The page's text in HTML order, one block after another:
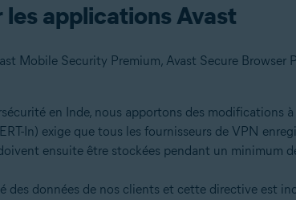
applications Avast
Mobile Security Premium, Avast Secure Browser
en Inde, nous apportons des
In) exige que tous les fournisseurs de VPN
ensuite être stockées pendant un minimum
des données de nos clients et cette directive est